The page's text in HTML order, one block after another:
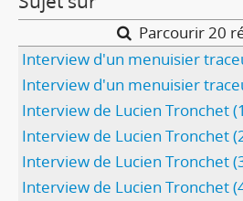
Parcourir 20
Interview de Lucien Tronchet
Interview de Lucien Tronchet
Interview de Lucien Tronchet
Interview de Lucien Tronchet